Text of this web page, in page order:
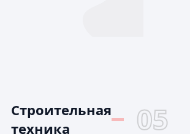
Строительная
техника
05